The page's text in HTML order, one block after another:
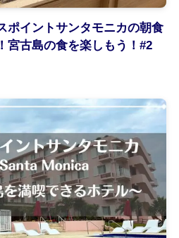
ポイントサンタモニカの朝食
宮古島の食を楽しもう！#2